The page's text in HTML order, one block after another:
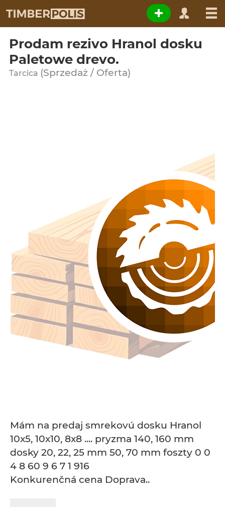
Prodam rezivo Hranol dosku
Paletowe drevo.
Tarcica (Sprzedaż / Oferta)
Mám na predaj smrekovú dosku Hranol
10x5, 10x10, 8x8 .... pryzma 140, 160 mm
dosky 20, 22, 25 mm 50, 70 mm foszty 0 0
4 8 60 9 6 7 1 916
Konkurenčná cena Doprava..